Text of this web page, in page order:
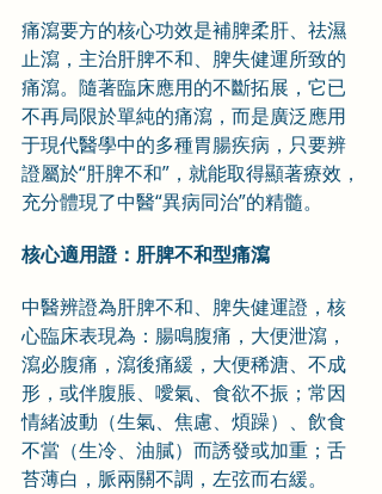
痛瀉要方的核心功效是補脾柔肝、祛濕
止瀉，主治肝脾不和、脾失健運所致的
痛瀉。隨著臨床應用的不斷拓展，它已
不再局限於單純的痛瀉，而是廣泛應用
于現代醫學中的多種胃腸疾病，只要辨
證屬於“肝脾不和”，就能取得顯著療效，
充分體現了中醫“異病同治”的精髓。
核心適用證：肝脾不和型痛瀉
中醫辨證為肝脾不和、脾失健運證，核
心臨床表現為：腸鳴腹痛，大便泄瀉，
瀉必腹痛，瀉後痛緩，大便稀溏、不成
形，或伴腹脹、噯氣、食欲不振；常因
情緒波動（生氣、焦慮、煩躁）、飲食
不當（生冷、油膩）而誘發或加重；舌
苔薄白，脈兩關不調，左弦而右緩。